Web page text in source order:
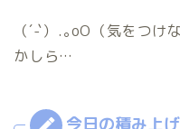
（´-`）.｡oO（気をつ
かしら…